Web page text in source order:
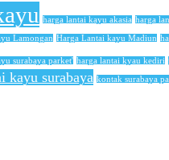
harga lantai kayu akasia harga
Lamongan Harga Lantai kayu Madiun
surabaya parket' harga lantai kyau kediri
kayu surabaya kontak surabaya